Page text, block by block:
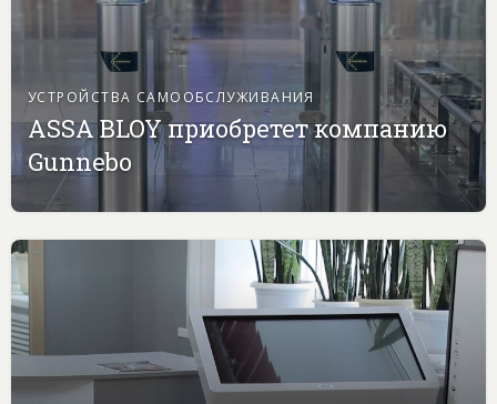
УСТРОЙСТВА САМООБСЛУЖИВАНИЯ
ASSA BLOY приобретет компанию
Gunnebo